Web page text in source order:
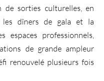
de sorties culturelles, en
les dîners de gala et la
espaces professionnels,
de grande ampleur
renouvelé plusieurs fois